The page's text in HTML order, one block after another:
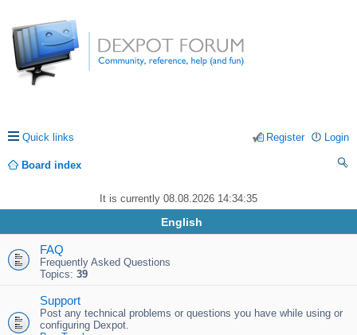
Quick links Login
Register
Board index
rc
h
It is currently 08.08.2026 14:34:35
English
FAQ
Frequently Asked Questions
Topics: 39
Support
Post any technical problems or questions you have while using or
configuring Dexpot.